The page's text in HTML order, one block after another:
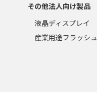
その他法人向け製品
液晶ディスプレイ
産業用途フラッシ